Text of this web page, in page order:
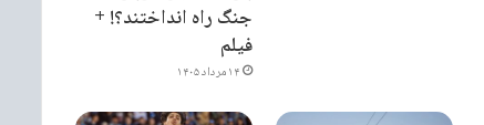
جنگ راه انداختند؟! +
فیلم
۱۴ مرداد ۱۴۰۵